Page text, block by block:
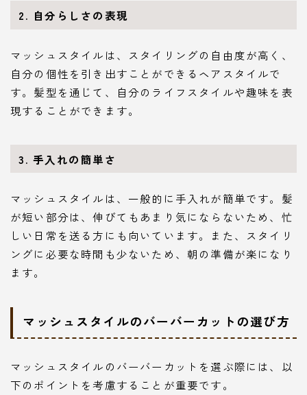
2. 自分らしさの表現
マッシュスタイルは、スタイリングの自由度が高く、
自分の個性を引き出すことができるヘアスタイルで
す。髪型を通じて、自分のライフスタイルや趣味を表
現することができます。
3. 手入れの簡単さ
マッシュスタイルは、一般的に手入れが簡単です。髪
が短い部分は、伸びてもあまり気にならないため、忙
しい日常を送る方にも向いています。また、スタイリ
ングに必要な時間も少ないため、朝の準備が楽になり
ます。
マッシュスタイルのバーバーカットの選び方
マッシュスタイルのバーバーカットを選ぶ際には、以
下のポイントを考慮することが重要です。